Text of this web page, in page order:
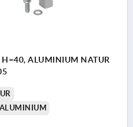
H=40, ALUMINIUM NATUR